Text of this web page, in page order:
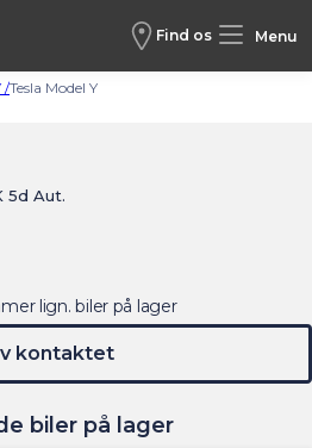
Find os Menu
/Tesla Model Y
5d Aut.
biler på lager
lign. biler på lager
kontaktet